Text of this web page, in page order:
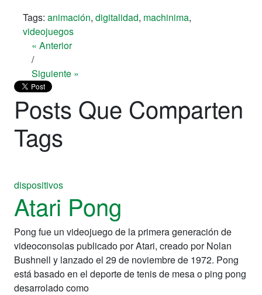
Tags: animación, digitalidad, machinima,
videojuegos
« Anterior
/
Siguiente »
Posts Que Comparten
Tags
dispositivos
Atari Pong
Pong fue un videojuego de la primera generación de
videoconsolas publicado por Atari, creado por Nolan
Bushnell y lanzado el 29 de noviembre de 1972. Pong
está basado en el deporte de tenis de mesa o ping pong
desarrolado como